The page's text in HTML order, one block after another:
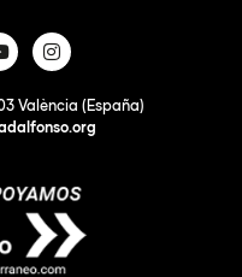
València (España)